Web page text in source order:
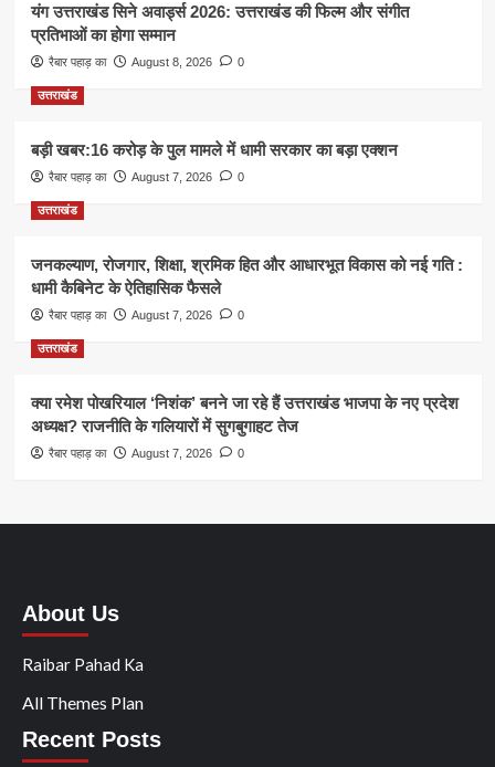
यंग उत्तराखंड सिने अवार्ड्स 2026: उत्तराखंड की फिल्म और संगीत
प्रतिभाओं का होगा सम्मान
रैबार पहाड़ का August 8, 2026 0
उत्तराखंड
बड़ी खबर:16 करोड़ के पुल मामले में धामी सरकार का बड़ा एक्शन
रैबार पहाड़ का August 7, 2026 0
उत्तराखंड
जनकल्याण, रोजगार, शिक्षा, श्रमिक हित और आधारभूत विकास को नई गति :
धामी कैबिनेट के ऐतिहासिक फैसले
रैबार पहाड़ का August 7, 2026 0
उत्तराखंड
क्या रमेश पोखरियाल ‘निशंक’ बनने जा रहे हैं उत्तराखंड भाजपा के नए प्रदेश
अध्यक्ष? राजनीति के गलियारों में सुगबुगाहट तेज
रैबार पहाड़ का August 7, 2026 0
About Us
Raibar Pahad Ka
All Themes Plan
Recent Posts